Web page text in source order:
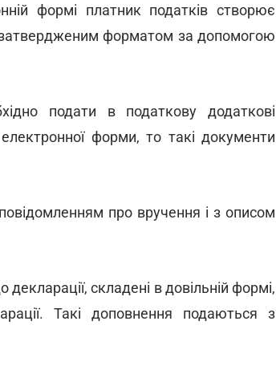
формі платник податків створює
затвердженим форматом за допомогою
подати в податкову додаткові
форми, то такі документи
про вручення і з описом
складені в довільній формі,
Такі доповнення подаються з